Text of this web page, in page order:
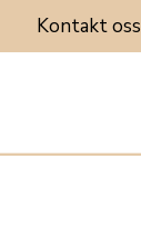
Kontakt oss